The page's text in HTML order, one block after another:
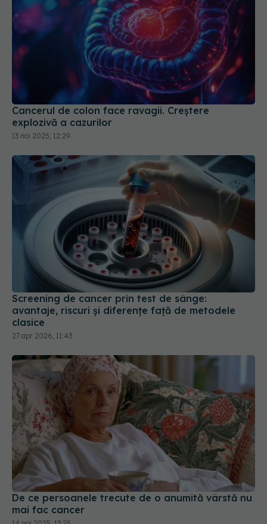
Cancerul de colon face ravagii. Creștere
explozivă a cazurilor
13 noi 2025, 12:29
Screening de cancer prin test de sânge:
avantaje, riscuri și diferențe față de metodele
clasice
27 apr 2026, 11:43
De ce persoanele trecute de o anumită vârstă nu
mai fac cancer